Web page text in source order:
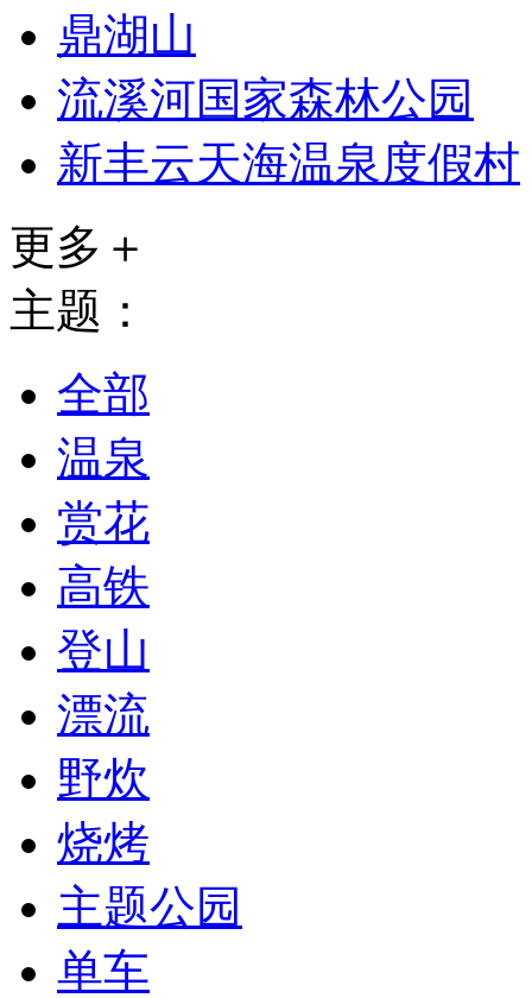
鼎湖山
流溪河国家森林公园
新丰云天海温泉度假村
更多＋
主题：
全部
温泉
赏花
高铁
登山
漂流
野炊
烧烤
主题公园
单车